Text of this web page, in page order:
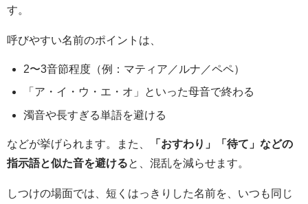
す。
呼びやすい名前のポイントは、
2〜3音節程度（例：マティア／ルナ／ペペ）
「ア・イ・ウ・エ・オ」といった母音で終わる
濁音や長すぎる単語を避ける
などが挙げられます。また、
「おすわり」「待て」などの
指示語と似た音を避ける と、混乱を減らせます。
しつけの場面では、短くはっきりした名前を、いつも同じ